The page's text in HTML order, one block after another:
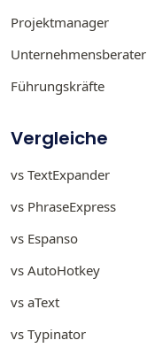
Projektmanager
Unternehmensberater
Führungskräfte
Vergleiche
vs TextExpander
vs PhraseExpress
vs Espanso
vs AutoHotkey
vs aText
vs Typinator